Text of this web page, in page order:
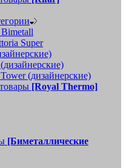
Super
(дизайнерские)
[Royal Thermo]
[Биметаллические